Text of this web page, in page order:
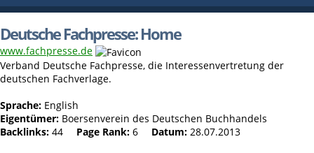
Deutsche Fachpresse: Home
www.fachpresse.de
Verband Deutsche Fachpresse, die Interessenvertretung der
deutschen Fachverlage.
Sprache: English
Eigentümer: Boersenverein des Deutschen Buchhandels
Backlinks: 44 Page Rank: 6 Datum: 28.07.2013